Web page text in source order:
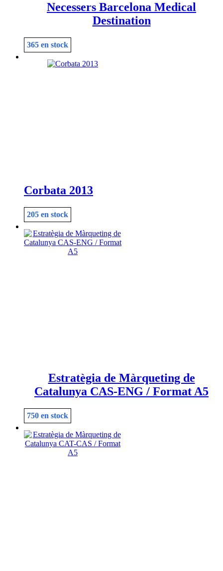
Necessers Barcelona Medical
Destination
365 en stock
Corbata 2013
205 en stock
Estratègia de Màrqueting de
Catalunya CAS-ENG / Format A5
750 en stock